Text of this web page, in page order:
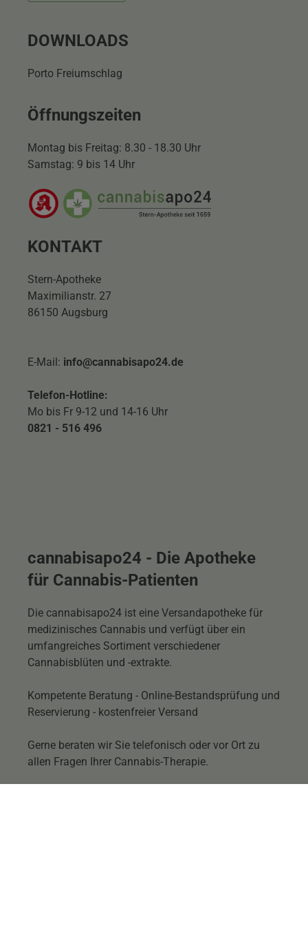
DOWNLOADS
Porto Freiumschlag
Öffnungszeiten
Montag bis Freitag: 8.30 - 18.30 Uhr
Samstag: 9 bis 14 Uhr
KONTAKT
Stern-Apotheke
Maximilianstr. 27
86150 Augsburg
E-Mail: info@cannabisapo24.de
Telefon-Hotline:
Mo bis Fr 9-12 und 14-16 Uhr
0821 - 516 496
cannabisapo24 - Die Apotheke
für Cannabis-Patienten
Die cannabisapo24 ist eine Versandapotheke für
medizinisches Cannabis und verfügt über ein
umfangreiches Sortiment verschiedener
Cannabisblüten und -extrakte.
Kompetente Beratung - Online-Bestandsprüfung und
Reservierung - kostenfreier Versand
Gerne beraten wir Sie telefonisch oder vor Ort zu
allen Fragen Ihrer Cannabis-Therapie.